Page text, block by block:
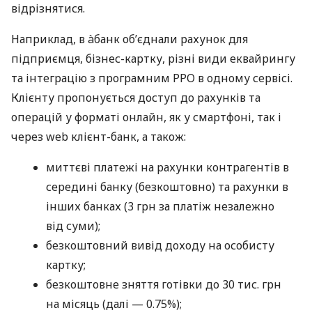
відрізнятися.
Наприклад, в àбанк об’єднали рахунок для
підприємця, бізнес-картку, різні види еквайрингу
та інтеграцію з програмним РРО в одному сервісі.
Клієнту пропонується доступ до рахунків та
операцій у форматі онлайн, як у смартфоні, так і
через web клієнт-банк, а також:
миттєві платежі на рахунки контрагентів в
середині банку (безкоштовно) та рахунки в
інших банках (3 грн за платіж незалежно
від суми);
безкоштовний вивід доходу на особисту
картку;
безкоштовне зняття готівки до 30 тис. грн
на місяць (далі — 0.75%);